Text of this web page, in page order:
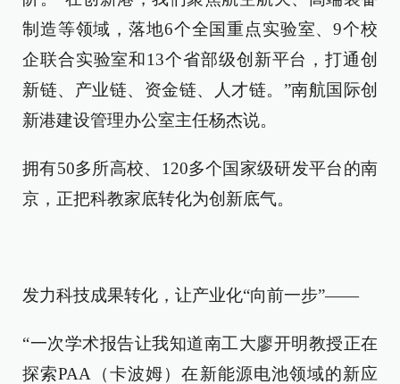
制造等领域，落地6个全国重点实验室、9个校
企联合实验室和13个省部级创新平台，打通创
新链、产业链、资金链、人才链。”南航国际创
新港建设管理办公室主任杨杰说。
拥有50多所高校、120多个国家级研发平台的南
京，正把科教家底转化为创新底气。
发力科技成果转化，让产业化“向前一步”——
“一次学术报告让我知道南工大廖开明教授正在
探索PAA（卡波姆）在新能源电池领域的新应